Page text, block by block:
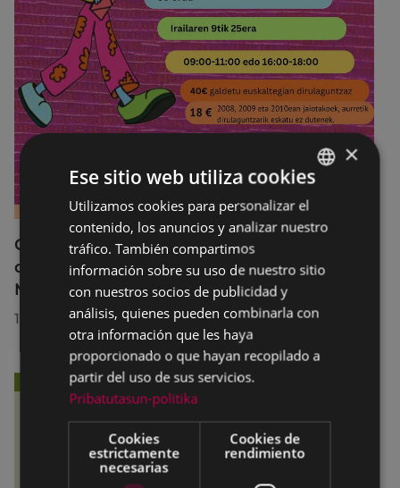
Curso breve de preparación de exámenes
de los niveles B2 y C1 en el Euskaltegi
Municipal
13/07/2026
BASQUE
SPANISH
×
Ese sitio web utiliza cookies
Utilizamos cookies para personalizar el
contenido, los anuncios y analizar nuestro
tráfico. También compartimos
información sobre su uso de nuestro sitio
con nuestros socios de publicidad y
análisis, quienes pueden combinarla con
otra información que les haya
proporcionado o que hayan recopilado a
partir del uso de sus servicios.
Pribatutasun-politika
Cookies
estrictamente
necesarias
Cookies de
rendimiento